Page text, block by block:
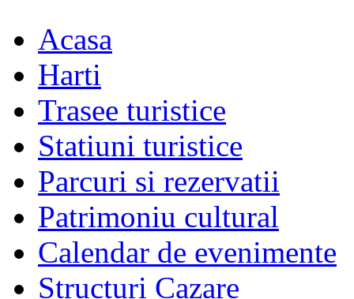
Acasa
Harti
Trasee turistice
Statiuni turistice
Parcuri si rezervatii
Patrimoniu cultural
Calendar de evenimente
Structuri Cazare